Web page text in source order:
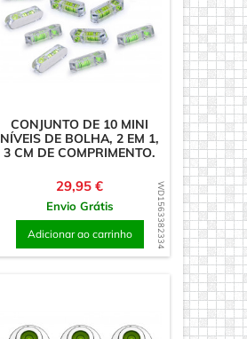
WD1563382334
CONJUNTO DE 10 MINI
NÍVEIS DE BOLHA, 2 EM 1,
3 CM DE COMPRIMENTO.
Preço
29,95 €
Envio Grátis
Adicionar ao carrinho